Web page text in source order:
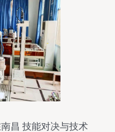
昌 技能对决与技术